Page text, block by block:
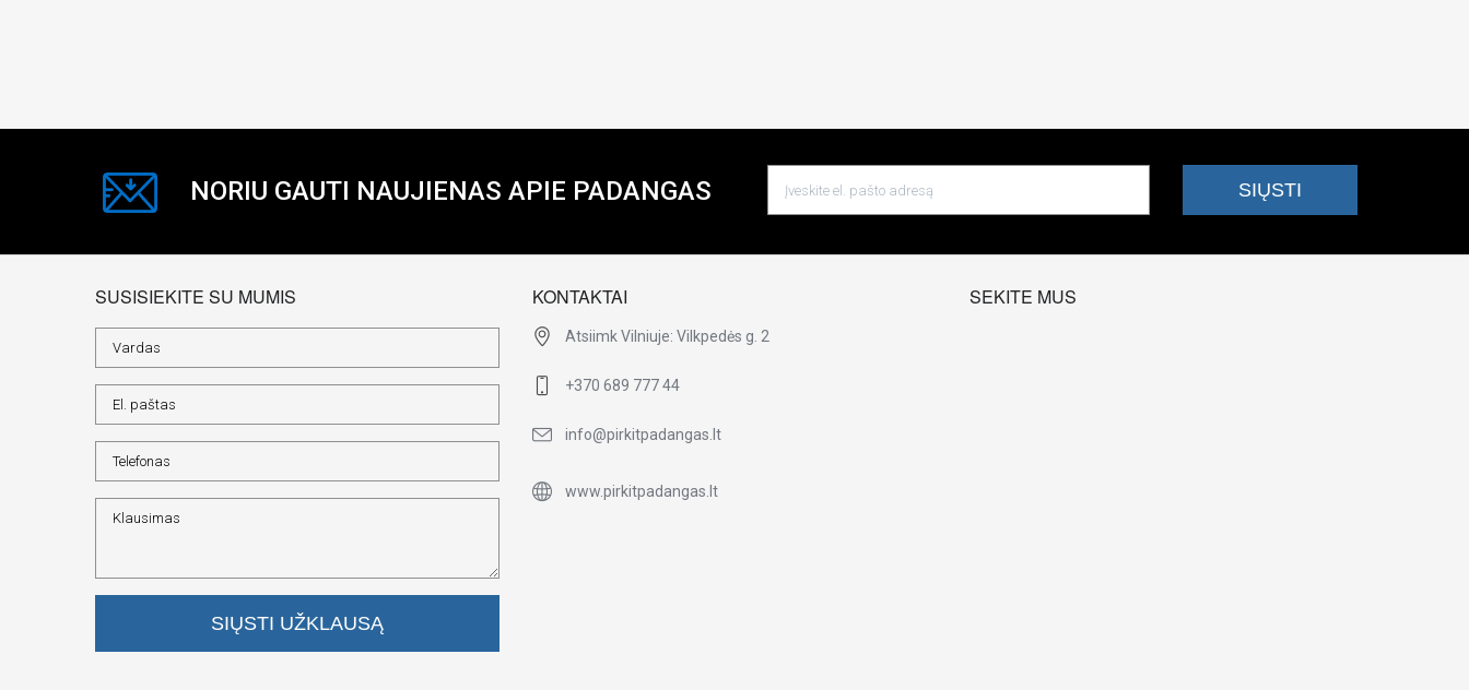
NORIU GAUTI NAUJIENAS APIE PADANGAS
SUSISIEKITE SU MUMIS
SIŲSTI UŽKLAUSĄ
KONTAKTAI
Atsiimk Vilniuje: Vilkpedės g. 2
+370 689 777 44
info@pirkitpadangas.lt
www.pirkitpadangas.lt
SEKITE MUS